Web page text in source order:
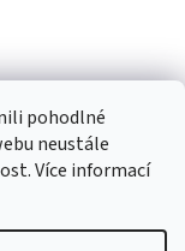
pohodlné
neustále
Více informací